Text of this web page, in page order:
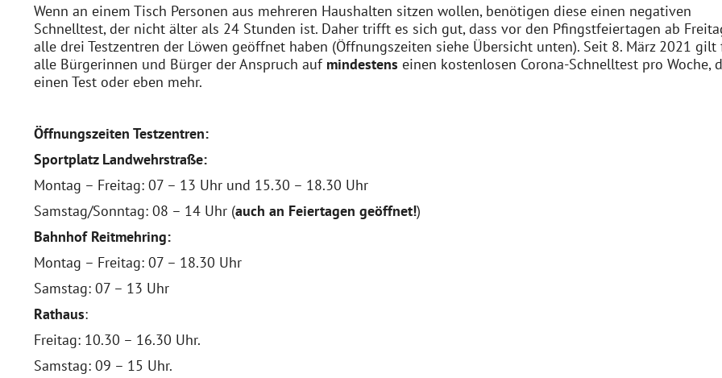
Wenn an einem Tisch Personen aus mehreren Haushalten sitzen wollen, benötigen diese einen negativen
Schnelltest, der nicht älter als 24 Stunden ist. Daher trifft es sich gut, dass vor den Pfingstfeiertagen ab
alle drei Testzentren der Löwen geöffnet haben (Öffnungszeiten siehe Übersicht unten). Seit 8. März 2021 gilt
alle Bürgerinnen und Bürger der Anspruch auf mindestens einen kostenlosen Corona-Schnelltest pro Woche,
einen Test oder eben mehr.
Öffnungszeiten Testzentren:
Sportplatz Landwehrstraße:
Montag – Freitag: 07 – 13 Uhr und 15.30 – 18.30 Uhr
Samstag/Sonntag: 08 – 14 Uhr (auch an Feiertagen geöffnet!)
Bahnhof Reitmehring:
Montag – Freitag: 07 – 18.30 Uhr
Samstag: 07 – 13 Uhr
Rathaus:
Freitag: 10.30 – 16.30 Uhr.
Samstag: 09 – 15 Uhr.